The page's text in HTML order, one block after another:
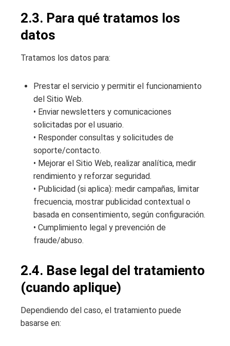
2.3. Para qué tratamos los
datos
Tratamos los datos para:
Prestar el servicio y permitir el funcionamiento
del Sitio Web.
• Enviar newsletters y comunicaciones
solicitadas por el usuario.
• Responder consultas y solicitudes de
soporte/contacto.
• Mejorar el Sitio Web, realizar analítica, medir
rendimiento y reforzar seguridad.
• Publicidad (si aplica): medir campañas, limitar
frecuencia, mostrar publicidad contextual o
basada en consentimiento, según configuración.
• Cumplimiento legal y prevención de
fraude/abuso.
2.4. Base legal del tratamiento
(cuando aplique)
Dependiendo del caso, el tratamiento puede
basarse en: